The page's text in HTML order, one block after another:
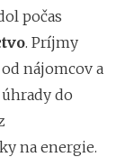
počas
. Príjmy
nájomcov a
do
na energie.